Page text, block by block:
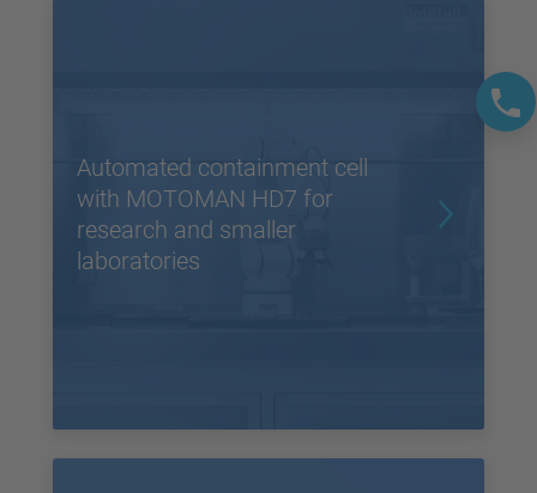
Automated containment cell
with MOTOMAN HD7 for
research and smaller
laboratories